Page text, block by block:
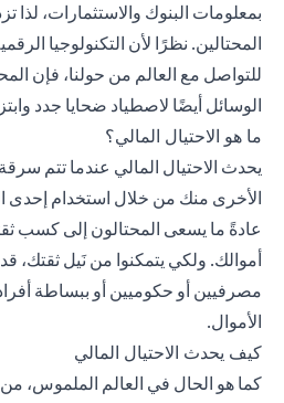
بمعلومات البنوك والاستثمارات، لذا
المحتالين. نظرًا لأن التكنولوجيا
للتواصل مع العالم من حولنا، فإن
الوسائل أيضًا لاصطياد ضحايا جدد
ما هو الاحتيال المالي؟
يحدث الاحتيال المالي عندما تتم سرقة
الأخرى منك من خلال استخدام إحدى
عادةً ما يسعى المحتالون إلى كسب
أموالك. ولكي يتمكنوا من نَيل ثقتك،
مصرفيين أو حكوميين أو ببساطة
الأموال.
كيف يحدث الاحتيال المالي
كما هو الحال في العالم الملموس،